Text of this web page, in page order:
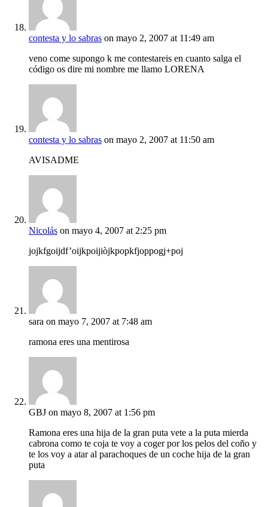
contesta y lo sabras on mayo 2, 2007 at 11:49 am
veno come supongo k me contestareis en cuanto salga el
código os dire mi nombre me llamo LORENA
contesta y lo sabras on mayo 2, 2007 at 11:50 am
AVISADME
Nicolás on mayo 4, 2007 at 2:25 pm
jojkfgoijdf’oijkpoijiòjkpopkfjoppogj+poj
sara on mayo 7, 2007 at 7:48 am
ramona eres una mentirosa
GBJ on mayo 8, 2007 at 1:56 pm
Ramona eres una hija de la gran puta vete a la puta mierda
cabrona como te coja te voy a coger por los pelos del coño y
te los voy a atar al parachoques de un coche hija de la gran
puta